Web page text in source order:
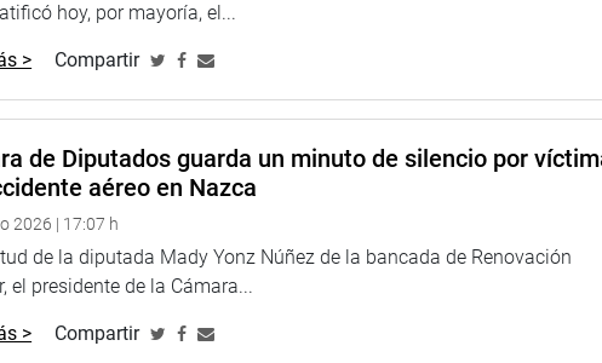
Rovira Zagal, dijo que próximamente se dará información sobre el
y al hemiciclo, previa evaluación del informe alcanzado
de la Municipalidad Metropolitana de Lima.
de aforos, de modificaciones a los balcones del hemiciclo, a
Está en evaluación por la gente experta”, anotó.
en los diferentes ambientes del Parlamento Nacional, según las
y teniendo en cuenta un eventual rebrote de los casos de la
podrán ingresar al recinto desde la puerta posterior del Palacio
hoy, por mayoría, el...
> Compartir
de Diputados guarda un minuto de silencio por
aéreo en Nazca
2026 | 17:07 h
de la diputada Mady Yonz Núñez de la bancada de Renovación
el presidente de la Cámara...
> Compartir